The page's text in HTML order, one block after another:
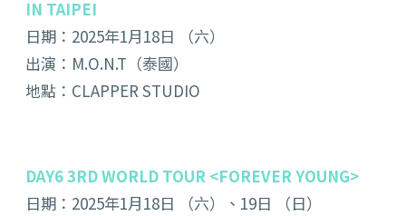
IN TAIPEI
日期：2025年1月18日 （六）
出演：M.O.N.T（泰國）
地點：CLAPPER STUDIO
DAY6 3RD WORLD TOUR <FOREVER YOUNG>
日期：2025年1月18日 （六）、19日 （日）